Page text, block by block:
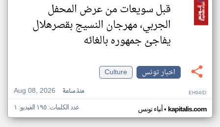
قبل سويعات من عرض المحفل
الجربي، مهرجان النسيج بقصرهلال
يفاجئ جمهوره بالغائه
اخبار تونس
Culture
Aug 08, 2026
منذ ساعة EH94ID
أنباء تونس• kapitalis.com عدد الكلمات: ١٩٥ الفيديو: ١